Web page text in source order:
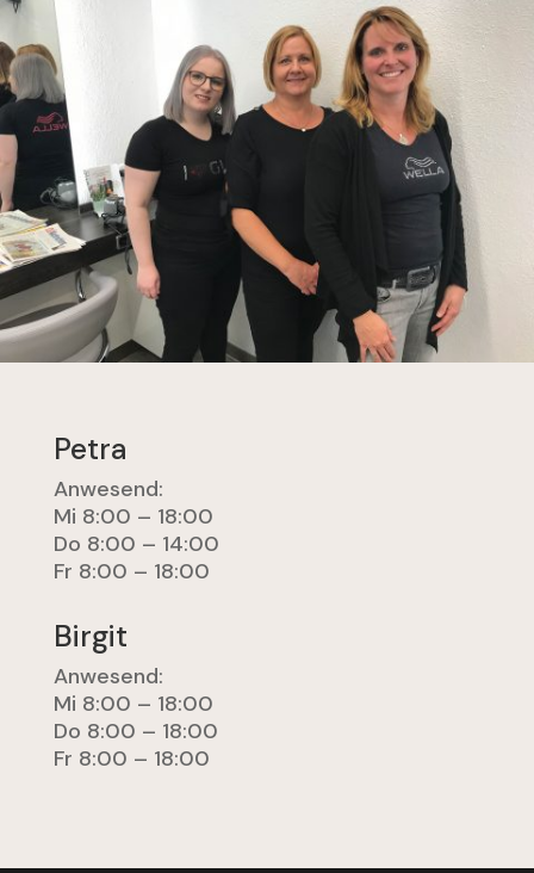
Petra
Anwesend:
Mi 8:00 – 18:00
Do 8:00 – 14:00
Fr 8:00 – 18:00
Birgit
Anwesend:
Mi 8:00 – 18:00
Do 8:00 – 18:00
Fr 8:00 – 18:00